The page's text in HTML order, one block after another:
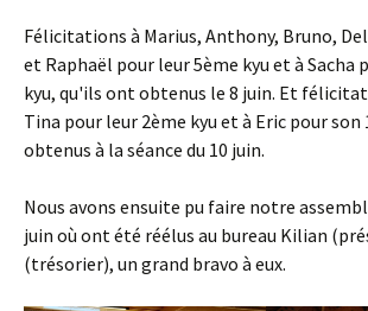
Félicitations à Marius, Anthony, Bruno,
et Raphaël pour leur 5ème kyu et à Sacha
kyu, qu'ils ont obtenus le 8 juin. Et
Tina pour leur 2ème kyu et à Eric pour
obtenus à la séance du 10 juin.
Nous avons ensuite pu faire notre
juin où ont été réélus au bureau Kilian
(trésorier), un grand bravo à eux.